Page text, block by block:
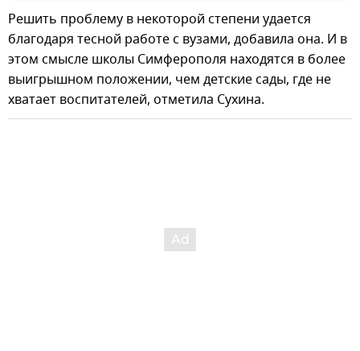
Решить проблему в некоторой степени удается
благодаря тесной работе с вузами, добавила она. И в
этом смысле школы Симферополя находятся в более
выигрышном положении, чем детские сады, где не
хватает воспитателей, отметила Сухина.